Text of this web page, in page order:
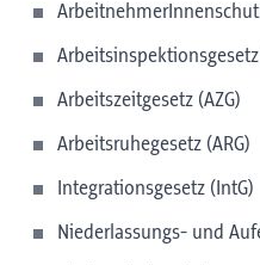
Arbeitsinspektionsgesetz
Arbeitszeitgesetz (AZG)
Arbeitsruhegesetz (ARG)
Integrationsgesetz (IntG)
Niederlassungs- und